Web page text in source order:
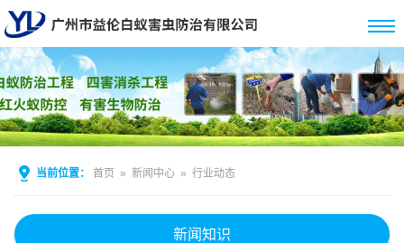
当前位置： 首页 » 新闻中心 » 行业动态
新闻知识